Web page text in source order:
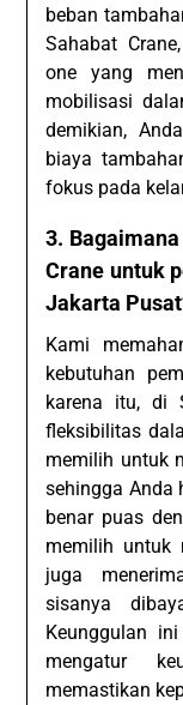
beban
Sahabat
one yang
mobilisasi
demikian,
biaya
fokus pada
3.
Crane untuk
Jakarta
Kami
kebutuhan
karena itu, di
fleksibilitas
memilih untuk
sehingga Anda
benar puas
memilih untuk
juga
sisanya
Keunggulan
mengatur
memastikan